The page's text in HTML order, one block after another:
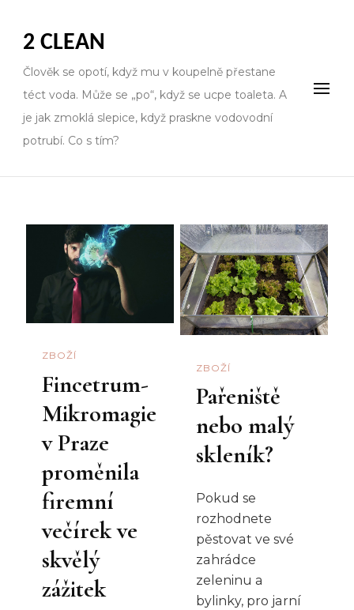
2 CLEAN
Člověk se opotí, když mu v koupelně přestane
téct voda. Může se „po“, když se ucpe toaleta. A
je jak zmoklá slepice, když praskne vodovodní
potrubí. Co s tím?
ZBOŽÍ
Fincetrum-
Mikromagie
v Praze
proměnila
firemní
večírek ve
skvělý
zážitek
ZBOŽÍ
Pařeniště
nebo malý
skleník?
Pokud se
rozhodnete
pěstovat ve své
zahrádce
zeleninu a
bylinky, pro jarní
Stránkování
příspěvků